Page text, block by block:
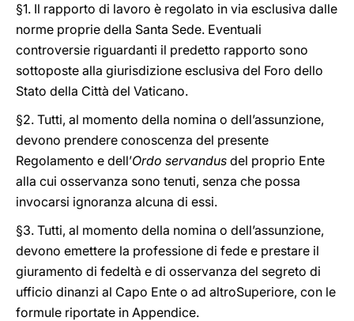
§1. Il rapporto di lavoro è regolato in via esclusiva dalle
norme proprie della Santa Sede. Eventuali
controversie riguardanti il predetto rapporto sono
sottoposte alla giurisdizione esclusiva del Foro dello
Stato della Città del Vaticano.
§2. Tutti, al momento della nomina o dell’assunzione,
devono prendere conoscenza del presente
Regolamento e dell’Ordo servandus del proprio Ente
alla cui osservanza sono tenuti, senza che possa
invocarsi ignoranza alcuna di essi.
§3. Tutti, al momento della nomina o dell’assunzione,
devono emettere la professione di fede e prestare il
giuramento di fedeltà e di osservanza del segreto di
ufficio dinanzi al Capo Ente o ad altroSuperiore, con le
formule riportate in Appendice.